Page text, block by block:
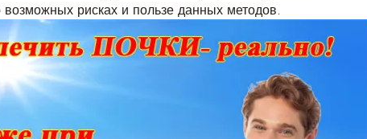
рисках и пользе данных методов.